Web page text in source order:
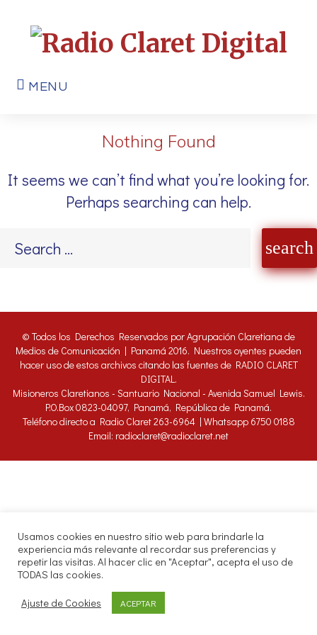
MENU
Nothing Found
It seems we can’t find what you’re looking for.
Perhaps searching can help.
search
© Todos los Derechos Reservados por Agrupación Claretiana de
Medios de Comunicación | Panamá 2016. Nuestros oyentes pueden
hacer uso de estos archivos citando las fuentes de RADIO CLARET
DIGITAL.
Misioneros Claretianos - Santuario Nacional - Avenida Samuel Lewis.
P.O.Box 0823-04097, Panamá, República de Panamá.
Teléfono directo a Radio Claret 263-6964 | Whatsapp 6750 0188
Email: radioclaret@radioclaret.net
Usamos cookies en nuestro sitio web para brindarle la
experiencia más relevante al recordar sus preferencias y
repetir las visitas. Al hacer clic en "Aceptar", acepta el uso de
TODAS las cookies.
Ajuste de Cookies ACEPTAR